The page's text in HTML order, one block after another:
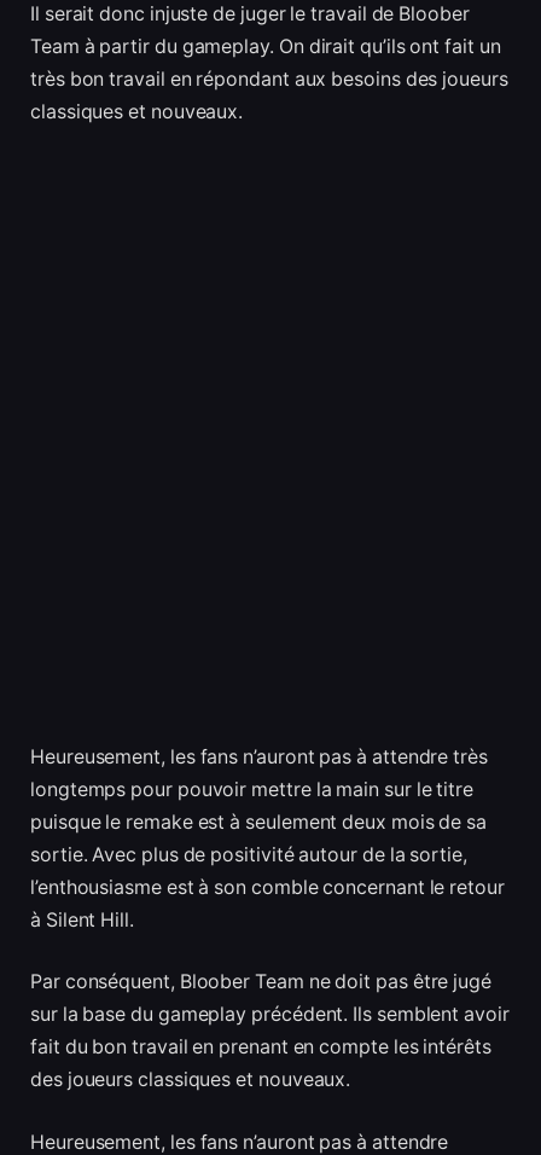
Il serait donc injuste de juger le travail de Bloober
Team à partir du gameplay. On dirait qu’ils ont fait un
très bon travail en répondant aux besoins des joueurs
classiques et nouveaux.
Heureusement, les fans n’auront pas à attendre très
longtemps pour pouvoir mettre la main sur le titre
puisque le remake est à seulement deux mois de sa
sortie. Avec plus de positivité autour de la sortie,
l’enthousiasme est à son comble concernant le retour
à Silent Hill.
Par conséquent, Bloober Team ne doit pas être jugé
sur la base du gameplay précédent. Ils semblent avoir
fait du bon travail en prenant en compte les intérêts
des joueurs classiques et nouveaux.
Heureusement, les fans n’auront pas à attendre